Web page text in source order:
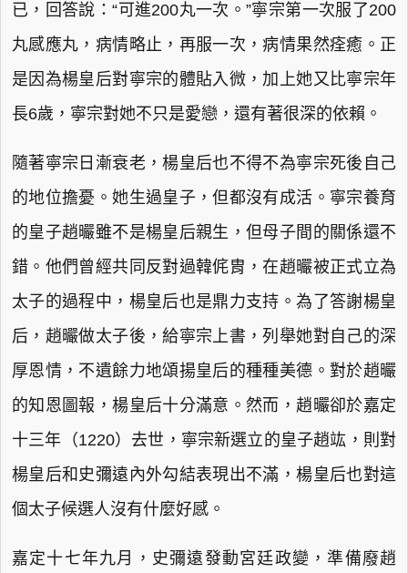
已，回答說：“可進200丸一次。”寧宗第一次服了200
丸感應丸，病情略止，再服一次，病情果然痊癒。正
是因為楊皇后對寧宗的體貼入微，加上她又比寧宗年
長6歲，寧宗對她不只是愛戀，還有著很深的依賴。
隨著寧宗日漸衰老，楊皇后也不得不為寧宗死後自己
的地位擔憂。她生過皇子，但都沒有成活。寧宗養育
的皇子趙曮雖不是楊皇后親生，但母子間的關係還不
錯。他們曾經共同反對過韓侂胄，在趙曮被正式立為
太子的過程中，楊皇后也是鼎力支持。為了答謝楊皇
后，趙曮做太子後，給寧宗上書，列舉她對自己的深
厚恩情，不遺餘力地頌揚皇后的種種美德。對於趙曮
的知恩圖報，楊皇后十分滿意。然而，趙曮卻於嘉定
十三年（1220）去世，寧宗新選立的皇子趙竑，則對
楊皇后和史彌遠內外勾結表現出不滿，楊皇后也對這
個太子候選人沒有什麼好感。
嘉定十七年九月，史彌遠發動宮廷政變，準備廢趙